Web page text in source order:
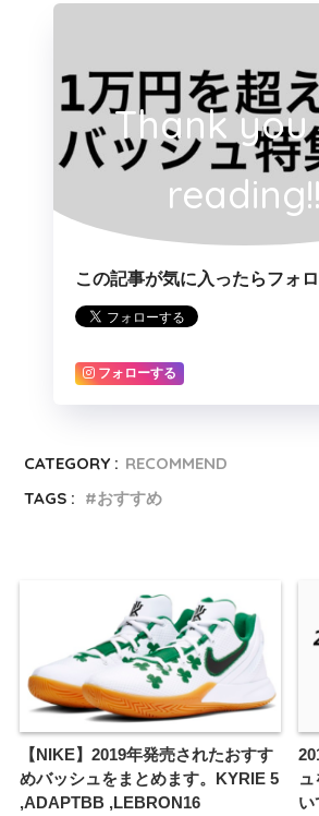
Thank
reading!!
この記事が気に入ったらフォ
フォローする
CATEGORY : RECOMMEND
TAGS :
おすすめ
【NIKE】2019年発売されたおすす
めバッシュをまとめます。KYRIE 5
,ADAPTBB ,LEBRON16
い